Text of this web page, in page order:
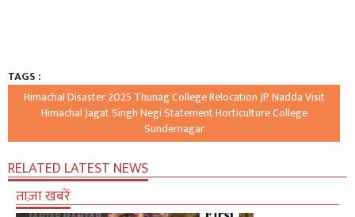
TAGS :
Himachal Disaster 2025 Thunag College Relocation JP Nadda Visit
Himachal Jagat Singh Negi Statement Horticulture College
Sundernagar
RELATED LATEST NEWS
ताज़ा खबरें